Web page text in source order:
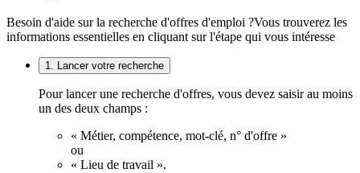
Besoin d'aide sur la recherche d'offres d'emploi ?Vous trouverez les
informations essentielles en cliquant sur l'étape qui vous intéresse
1. Lancer votre recherche
Pour lancer une recherche d'offres, vous devez saisir au moins
un des deux champs :
« Métier, compétence, mot-clé, n° d'offre »
ou
« Lieu de travail ».